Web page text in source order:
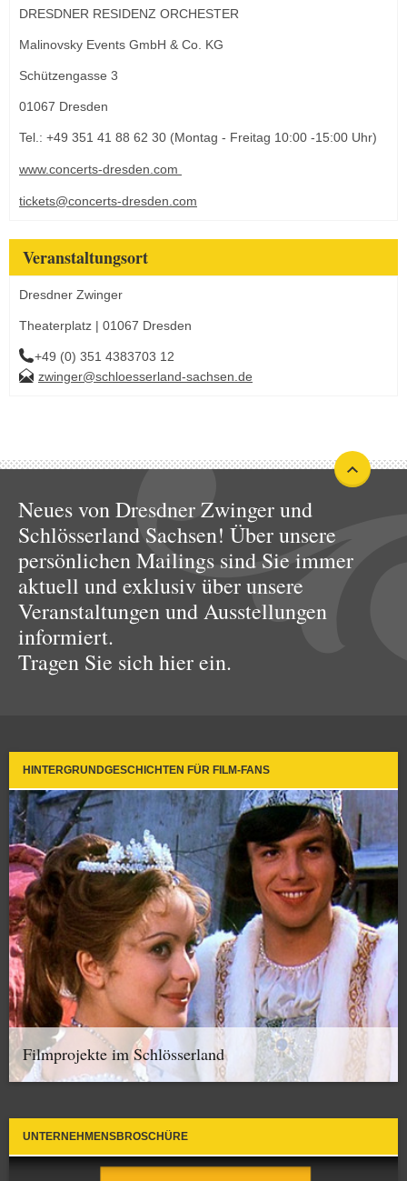
DRESDNER RESIDENZ ORCHESTER
Malinovsky Events GmbH & Co. KG
Schützengasse 3
01067 Dresden
Tel.: +49 351 41 88 62 30 (Montag - Freitag 10:00 -15:00 Uhr)
www.concerts-dresden.com
tickets@concerts-dresden.com
Veranstaltungsort
Dresdner Zwinger
Theaterplatz | 01067 Dresden
+49 (0) 351 4383703 12
zwinger@schloesserland-sachsen.de
Neues von Dresdner Zwinger und
Schlösserland Sachsen! Über unsere
persönlichen Mailings sind Sie immer
aktuell und exklusiv über unsere
Veranstaltungen und Ausstellungen
informiert.
Tragen Sie sich hier ein.
HINTERGRUNDGESCHICHTEN FÜR FILM-FANS
Filmprojekte im Schlösserland
UNTERNEHMENSBROSCHÜRE